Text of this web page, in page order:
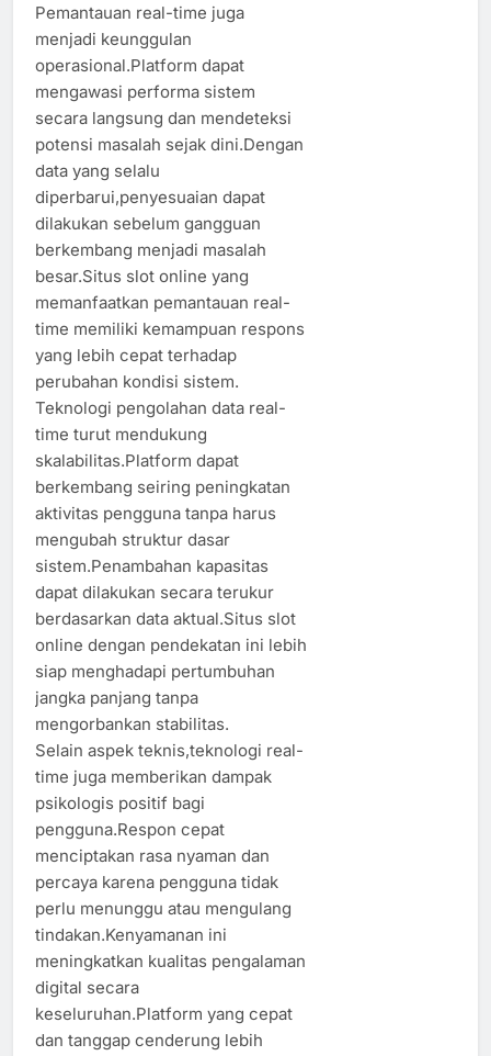
Pemantauan real-time juga
menjadi keunggulan
operasional.Platform dapat
mengawasi performa sistem
secara langsung dan mendeteksi
potensi masalah sejak dini.Dengan
data yang selalu
diperbarui,penyesuaian dapat
dilakukan sebelum gangguan
berkembang menjadi masalah
besar.Situs slot online yang
memanfaatkan pemantauan real-
time memiliki kemampuan respons
yang lebih cepat terhadap
perubahan kondisi sistem.
Teknologi pengolahan data real-
time turut mendukung
skalabilitas.Platform dapat
berkembang seiring peningkatan
aktivitas pengguna tanpa harus
mengubah struktur dasar
sistem.Penambahan kapasitas
dapat dilakukan secara terukur
berdasarkan data aktual.Situs slot
online dengan pendekatan ini lebih
siap menghadapi pertumbuhan
jangka panjang tanpa
mengorbankan stabilitas.
Selain aspek teknis,teknologi real-
time juga memberikan dampak
psikologis positif bagi
pengguna.Respon cepat
menciptakan rasa nyaman dan
percaya karena pengguna tidak
perlu menunggu atau mengulang
tindakan.Kenyamanan ini
meningkatkan kualitas pengalaman
digital secara
keseluruhan.Platform yang cepat
dan tanggap cenderung lebih